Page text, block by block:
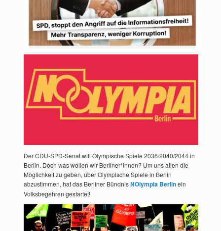
Der CDU-SPD-Senat will Olympische Spiele 2036/2040/2044 in
Berlin. Doch was wollen wir Berliner*innen? Um uns allen die
Möglichkeit zu geben, über Olympische Spiele in Berlin
abzustimmen, hat das Berliner BündnisNOlympia Berlinein
Volksbegehren gestartet!